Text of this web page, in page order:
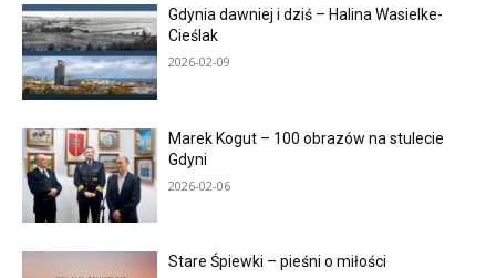
Gdynia dawniej i dziś – Halina Wasielke-
Cieślak
2026-02-09
Marek Kogut – 100 obrazów na stulecie
Gdyni
2026-02-06
Stare Śpiewki – pieśni o miłości